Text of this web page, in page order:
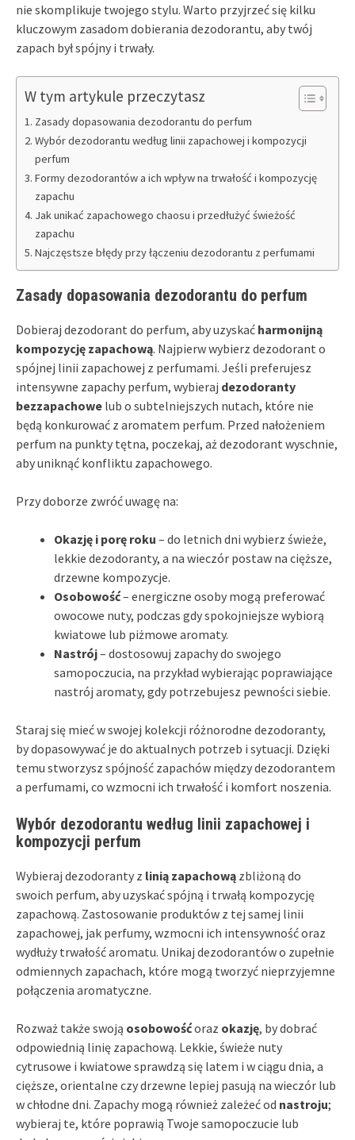
nie skomplikuje twojego stylu. Warto przyjrzeć się kilku
kluczowym zasadom dobierania dezodorantu, aby twój
zapach był spójny i trwały.
W tym artykule przeczytasz
Zasady dopasowania dezodorantu do perfum
Wybór dezodorantu według linii zapachowej i kompozycji
perfum
Formy dezodorantów a ich wpływ na trwałość i kompozycję
zapachu
Jak unikać zapachowego chaosu i przedłużyć świeżość
zapachu
Najczęstsze błędy przy łączeniu dezodorantu z perfumami
Zasady dopasowania dezodorantu do perfum
Dobieraj dezodorant do perfum, aby uzyskać harmonijną
kompozycję zapachową. Najpierw wybierz dezodorant o
spójnej linii zapachowej z perfumami. Jeśli preferujesz
intensywne zapachy perfum, wybieraj dezodoranty
bezzapachowe lub o subtelniejszych nutach, które nie
będą konkurować z aromatem perfum. Przed nałożeniem
perfum na punkty tętna, poczekaj, aż dezodorant wyschnie,
aby uniknąć konfliktu zapachowego.
Przy doborze zwróć uwagę na:
Okazję i porę roku – do letnich dni wybierz świeże,
lekkie dezodoranty, a na wieczór postaw na cięższe,
drzewne kompozycje.
Osobowość– energiczne osoby mogą preferować
owocowe nuty, podczas gdy spokojniejsze wybiorą
kwiatowe lub piżmowe aromaty.
Nastrój– dostosowuj zapachy do swojego
samopoczucia, na przykład wybierając poprawiające
nastrój aromaty, gdy potrzebujesz pewności siebie.
Staraj się mieć w swojej kolekcji różnorodne dezodoranty,
by dopasowywać je do aktualnych potrzeb i sytuacji. Dzięki
temu stworzysz spójność zapachów między dezodorantem
a perfumami, co wzmocni ich trwałość i komfort noszenia.
Wybór dezodorantu według linii zapachowej i
kompozycji perfum
Wybieraj dezodoranty z linią zapachową zbliżoną do
swoich perfum, aby uzyskać spójną i trwałą kompozycję
zapachową. Zastosowanie produktów z tej samej linii
zapachowej, jak perfumy, wzmocni ich intensywność oraz
wydłuży trwałość aromatu. Unikaj dezodorantów o zupełnie
odmiennych zapachach, które mogą tworzyć nieprzyjemne
połączenia aromatyczne.
Rozważ także swoją osobowośćoraz okazję, by dobrać
odpowiednią linię zapachową. Lekkie, świeże nuty
cytrusowe i kwiatowe sprawdzą się latem i w ciągu dnia, a
cięższe, orientalne czy drzewne lepiej pasują na wieczór lub
w chłodne dni. Zapachy mogą również zależeć od nastroju;
wybieraj te, które poprawią Twoje samopoczucie lub